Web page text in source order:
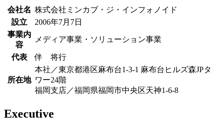
会社名 株式会社ミンカブ・ジ・インフォノイド
設立
2006年7月7日
事業内
容
メディア事業・ソリューション事業
代表 伴 将行
所在地
本社／東京都港区麻布台1-3-1 麻布台ヒルズ森JPタ
ワー24階
福岡支店／福岡県福岡市中央区天神1-6-8
Executive